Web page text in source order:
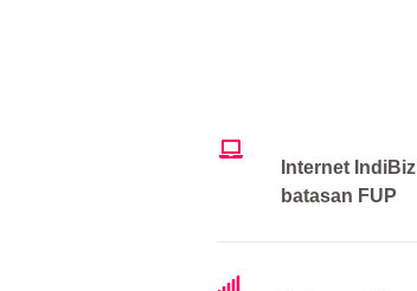
Internet
batasan FUP